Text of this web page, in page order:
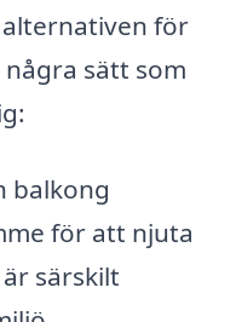
för
sätt som
balkong
för att njuta
särskilt